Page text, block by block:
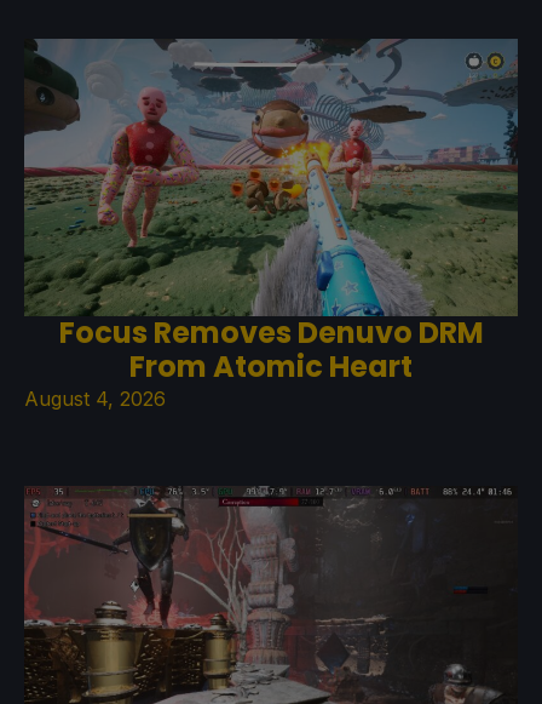
Focus Removes Denuvo DRM
From Atomic Heart
August 4, 2026